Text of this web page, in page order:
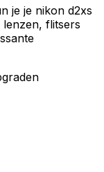
je je nikon d2xs
flitsers